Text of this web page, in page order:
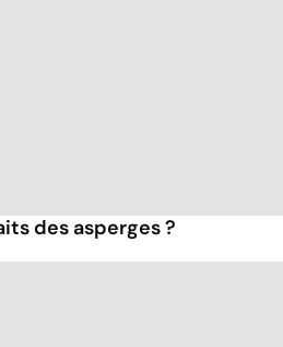
des asperges ?